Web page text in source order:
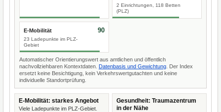
2 Einrichtungen, 118 Betten
(PLZ)
E-Mobilität
23 Ladepunkte im PLZ-
Gebiet
90
Automatischer Orientierungswert aus amtlichen und öffentlich
nachvollziehbaren Kontextdaten. Datenbasis und Gewichtung . Der Index
ersetzt keine Besichtigung, kein Verkehrswertgutachten und keine
individuelle Standortprüfung.
E-Mobilität: starkes Angebot
Viele Ladepunkte im PLZ-Gebiet.
Gesundheit: Traumazentrum
in der Nähe